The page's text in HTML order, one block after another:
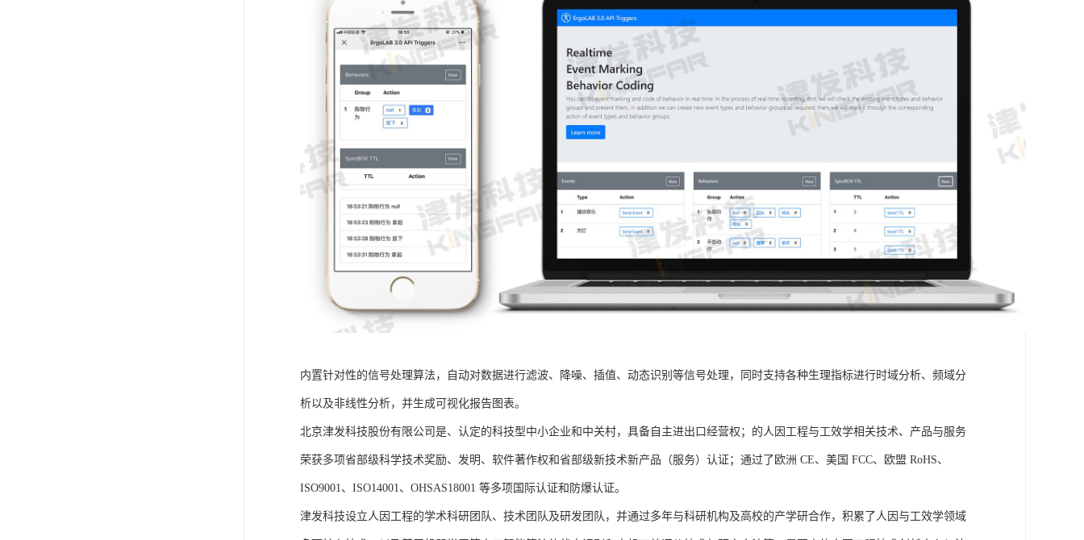
内置针对性的信号处理算法，自动对数据进行滤波、降噪、插值、动态识别等信号处理，同时支持各种生理指标进行时域分析、频域分
析以及非线性分析，并生成可视化报告图表。
北京津发科技股份有限公司是、认定的科技型中小企业和中关村，具备自主进出口经营权；的人因工程与工效学相关技术、产品与服务
荣获多项省部级科学技术奖励、发明、软件著作权和省部级新技术新产品（服务）认证；通过了欧洲 CE、美国 FCC、欧盟 RoHS、
ISO9001、ISO14001、OHSAS18001 等多项国际认证和防爆认证。
津发科技设立人因工程的学术科研团队、技术团队及研发团队，并通过多年与科研机构及高校的产学研合作，积累了人因与工效学领域